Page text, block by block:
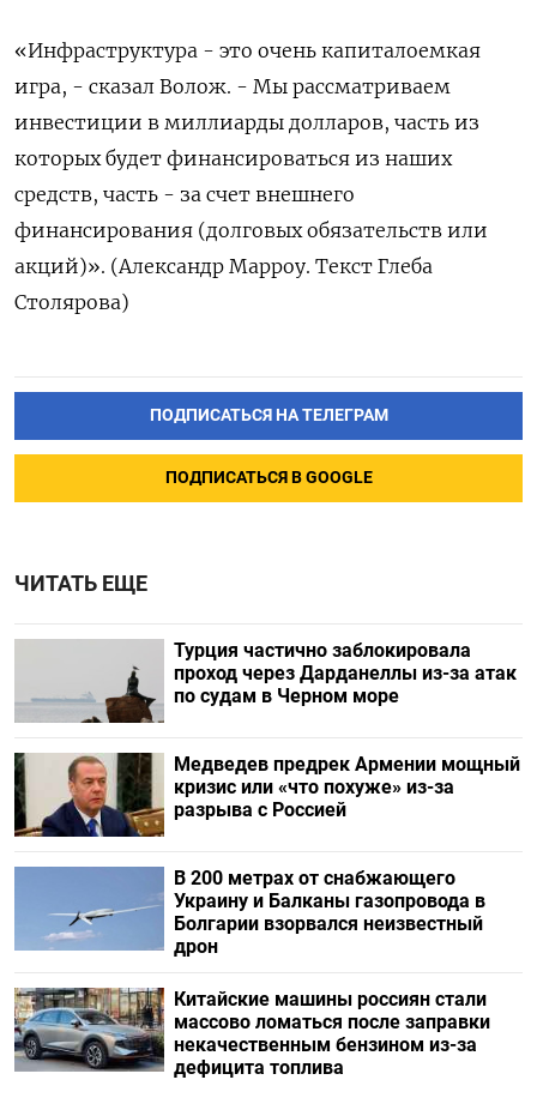
«Инфраструктура - это очень капиталоемкая
игра, - сказал Волож. - Мы рассматриваем
инвестиции в миллиарды долларов, часть из
которых будет финансироваться из наших
средств, часть - за счет внешнего
финансирования (долговых обязательств или
акций)». (Александр Марроу. Текст Глеба
Столярова)
ПОДПИСАТЬСЯ НА ТЕЛЕГРАМ
ПОДПИСАТЬСЯ В GOOGLE
ЧИТАТЬ ЕЩЕ
Турция частично заблокировала
проход через Дарданеллы из-за атак
по судам в Черном море
Медведев предрек Армении мощный
кризис или «что похуже» из-за
разрыва с Россией
В 200 метрах от снабжающего
Украину и Балканы газопровода в
Болгарии взорвался неизвестный
дрон
Китайские машины россиян стали
массово ломаться после заправки
некачественным бензином из-за
дефицита топлива